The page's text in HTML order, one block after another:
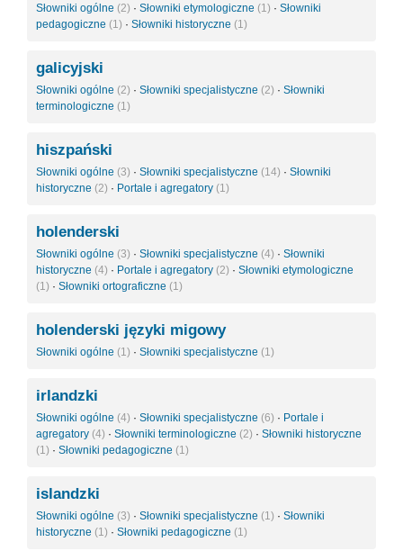
Słowniki ogólne (2) · Słowniki etymologiczne (1) · Słowniki
pedagogiczne (1) · Słowniki historyczne (1)
galicyjski
Słowniki ogólne (2) · Słowniki specjalistyczne (2) · Słowniki
terminologiczne (1)
hiszpański
Słowniki ogólne (3) · Słowniki specjalistyczne (14) · Słowniki
historyczne (2) · Portale i agregatory (1)
holenderski
Słowniki ogólne (3) · Słowniki specjalistyczne (4) · Słowniki
historyczne (4) · Portale i agregatory (2) · Słowniki etymologiczne
(1) · Słowniki ortograficzne (1)
holenderski języki migowy
Słowniki ogólne (1) · Słowniki specjalistyczne (1)
irlandzki
Słowniki ogólne (4) · Słowniki specjalistyczne (6) · Portale i
agregatory (4) · Słowniki terminologiczne (2) · Słowniki historyczne
(1) · Słowniki pedagogiczne (1)
islandzki
Słowniki ogólne (3) · Słowniki specjalistyczne (1) · Słowniki
historyczne (1) · Słowniki pedagogiczne (1)